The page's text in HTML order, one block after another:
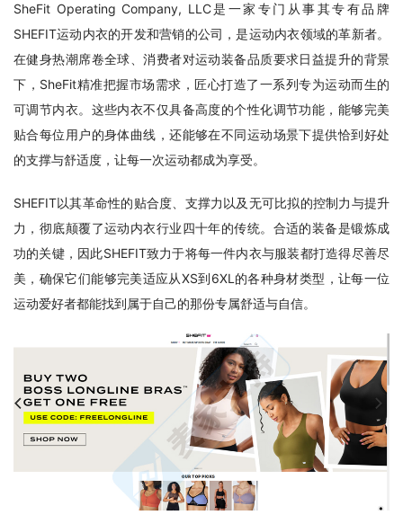
SheFit Operating Company, LLC是一家专门从事其专有品牌
SHEFIT运动内衣的开发和营销的公司，是运动内衣领域的革新者。
在健身热潮席卷全球、消费者对运动装备品质要求日益提升的背景
下，SheFit精准把握市场需求，匠心打造了一系列专为运动而生的
可调节内衣。这些内衣不仅具备高度的个性化调节功能，能够完美
贴合每位用户的身体曲线，还能够在不同运动场景下提供恰到好处
的支撑与舒适度，让每一次运动都成为享受。
SHEFIT以其革命性的贴合度、支撑力以及无可比拟的控制力与提升
力，彻底颠覆了运动内衣行业四十年的传统。合适的装备是锻炼成
功的关键，因此SHEFIT致力于将每一件内衣与服装都打造得尽善尽
美，确保它们能够完美适应从XS到6XL的各种身材类型，让每一位
运动爱好者都能找到属于自己的那份专属舒适与自信。